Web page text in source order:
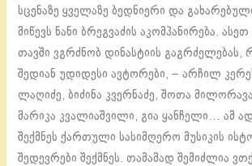
სცენაზე ყველაზე ბედნიერი და
მიწევს ნანი ბრეგვაძის აკომპანირება. ასეთ
თავში ვგრძნობ დინასტიის გაგრძელებას,
შედიან უდიდესი ავტორები, – არჩილ
ლაღიძე, ბიძინა კვერნაძე, შოთა
მარიკა კვალიაშვილი, გია ყანჩელი… ამ
შექმნეს ქართული სასიმღერო მუსიკის
შედევრები შექმნეს. თამამად შემიძლია